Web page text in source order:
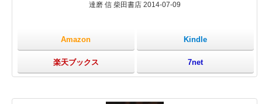
達磨 信 柴田書店 2014-07-09
Amazon Kindle
楽天ブックス 7net